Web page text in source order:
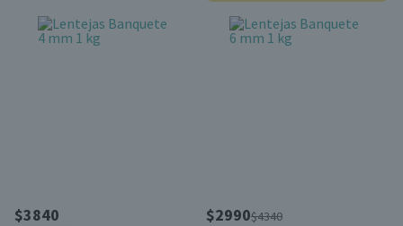
$3840 $2990$4340